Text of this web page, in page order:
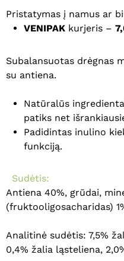
Pristatymas į namus ar
VENIPAK kurjeris –
Subalansuotas drėgnas
su antiena.
Natūralūs
patiks net
Padidintas inulino
funkciją.
Sudėtis:
Antiena 40%, grūdai,
(fruktooligosacharidas)
Analitinė sudėtis: 7,5%
0,4% žalia ląsteliena,